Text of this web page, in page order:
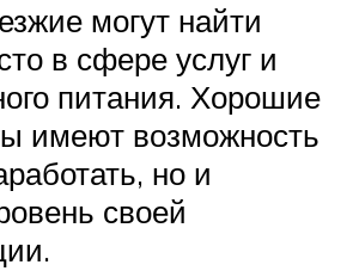
могут найти
в сфере услуг и
питания. Хорошие
имеют возможность
но и
своей